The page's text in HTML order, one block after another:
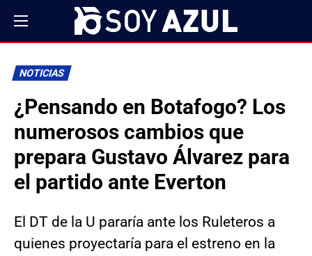
NOTICIAS
¿Pensando en Botafogo? Los
numerosos cambios que
prepara Gustavo Álvarez para
el partido ante Everton
El DT de la U pararía ante los Ruleteros a
quienes proyectaría para el estreno en la